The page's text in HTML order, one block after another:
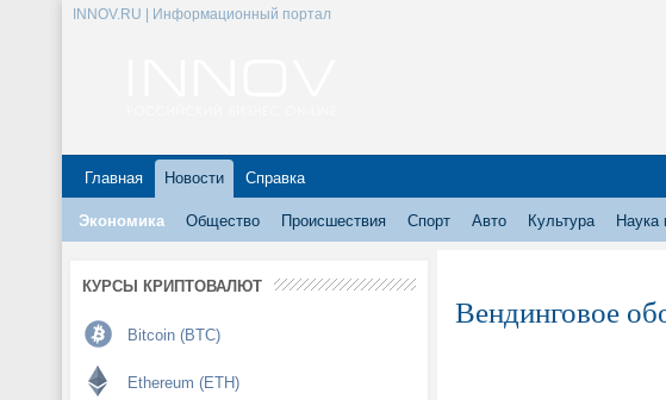
INNOV.RU | Информационный портал
Главная Новости Справка
Экономика Общество Происшествия Спорт Авто Культура Наука
КУРСЫ КРИПТОВАЛЮТ
Bitcoin (BTC)
Ethereum (ETH)
Вендинговое